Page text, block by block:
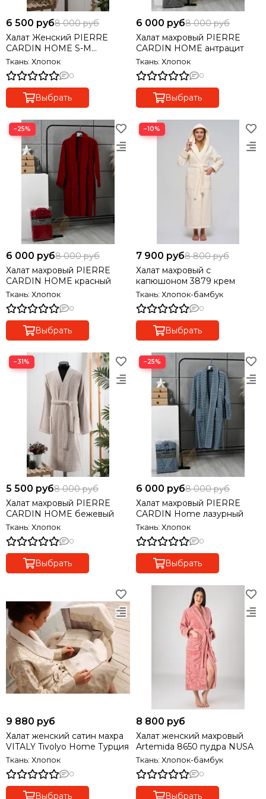
6 500 руб8 000 руб
Халат Женский PIERRE
CARDIN HOME S-M
молочный
Ткань: Хлопок
0
Выбрать
6 000 руб8 000 руб
Халат махровый PIERRE
CARDIN HOME антрацит
Ткань: Хлопок
0
Выбрать
−25%
6 000 руб8 000 руб
Халат махровый PIERRE
CARDIN HOME красный
Ткань: Хлопок
0
Выбрать
−10%
7 900 руб8 800 руб
Халат махровый с
капюшоном 3879 крем
Ткань: Хлопок-бамбук
0
Выбрать
−31%
5 500 руб8 000 руб
Халат махровый PIERRE
CARDIN HOME бежевый
Ткань: Хлопок
0
Выбрать
−25%
6 000 руб8 000 руб
Халат махровый PIERRE
CARDIN Home лазурный
Ткань: Хлопок
0
Выбрать
9 880 руб
Халат женский сатин махра
VITALY Tivolyo Home Турция
Ткань: Хлопок
0
Выбрать
8 800 руб
Халат женский махровый
Artemida 8650 пудра NUSA
Ткань: Хлопок-бамбук
0
Выбрать